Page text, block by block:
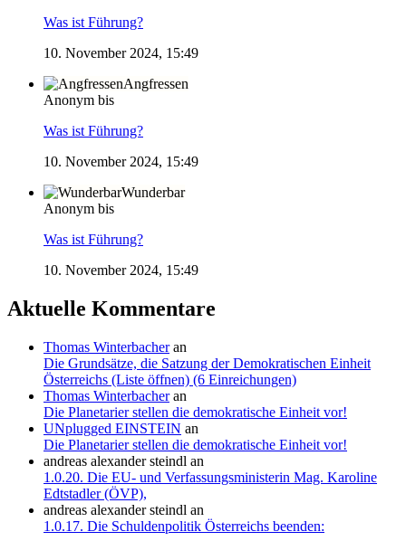
Was ist Führung?
10. November 2024, 15:49
Angfressen
Anonym bis
Was ist Führung?
10. November 2024, 15:49
Wunderbar
Anonym bis
Was ist Führung?
10. November 2024, 15:49
Aktuelle Kommentare
Thomas Winterbacheran
Die Grundsätze, die Satzung der Demokratischen Einheit
Österreichs (Liste öffnen) (6 Einreichungen)
Thomas Winterbacheran
Die Planetarier stellen die demokratische Einheit vor!
UNplugged EINSTEIN an
Die Planetarier stellen die demokratische Einheit vor!
andreas alexander steindl an
1.0.20. Die EU- und Verfassungsministerin Mag. Karoline
Edtstadler (ÖVP),
andreas alexander steindl an
1.0.17. Die Schuldenpolitik Österreichs beenden: